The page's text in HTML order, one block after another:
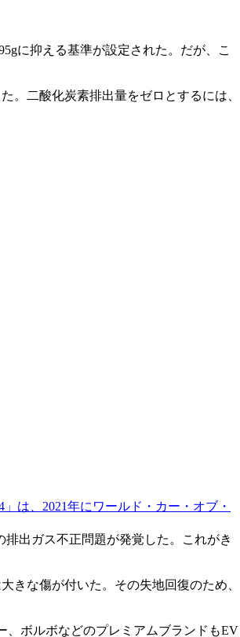
に抑える基準が設定された。だが、こ
。二酸化炭素排出量をゼロとするには、
は、2021年にワールド・カー・オブ・
出ガス不正問題が発覚した。これがき
きな傷が付いた。その失地回復のため、
、ボルボなどのプレミアムブランドもEV